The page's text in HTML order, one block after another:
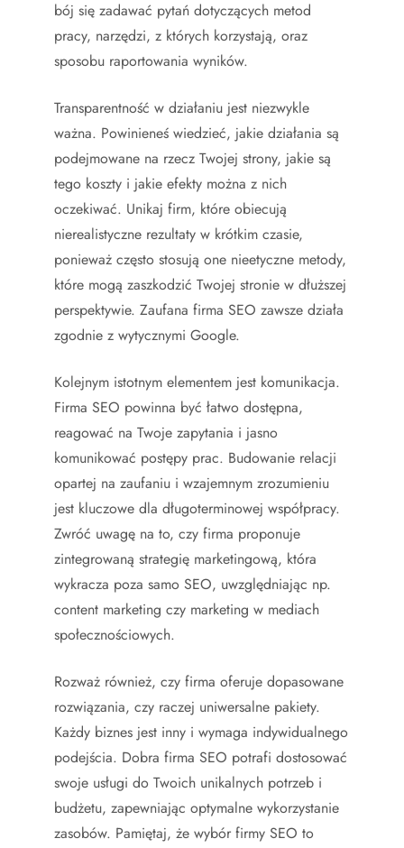
bój się zadawać pytań dotyczących metod
pracy, narzędzi, z których korzystają, oraz
sposobu raportowania wyników.
Transparentność w działaniu jest niezwykle
ważna. Powinieneś wiedzieć, jakie działania są
podejmowane na rzecz Twojej strony, jakie są
tego koszty i jakie efekty można z nich
oczekiwać. Unikaj firm, które obiecują
nierealistyczne rezultaty w krótkim czasie,
ponieważ często stosują one nieetyczne metody,
które mogą zaszkodzić Twojej stronie w dłuższej
perspektywie. Zaufana firma SEO zawsze działa
zgodnie z wytycznymi Google.
Kolejnym istotnym elementem jest komunikacja.
Firma SEO powinna być łatwo dostępna,
reagować na Twoje zapytania i jasno
komunikować postępy prac. Budowanie relacji
opartej na zaufaniu i wzajemnym zrozumieniu
jest kluczowe dla długoterminowej współpracy.
Zwróć uwagę na to, czy firma proponuje
zintegrowaną strategię marketingową, która
wykracza poza samo SEO, uwzględniając np.
content marketing czy marketing w mediach
społecznościowych.
Rozważ również, czy firma oferuje dopasowane
rozwiązania, czy raczej uniwersalne pakiety.
Każdy biznes jest inny i wymaga indywidualnego
podejścia. Dobra firma SEO potrafi dostosować
swoje usługi do Twoich unikalnych potrzeb i
budżetu, zapewniając optymalne wykorzystanie
zasobów. Pamiętaj, że wybór firmy SEO to